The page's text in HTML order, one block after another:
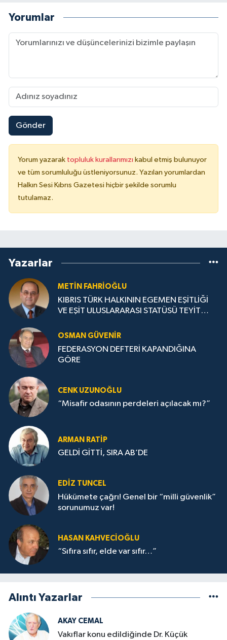
Yorumlar
Gönder
Yorum yazarak topluluk kurallarımızı kabul etmiş bulunuyor
ve tüm sorumluluğu üstleniyorsunuz. Yazılan yorumlardan
Halkın Sesi Kıbrıs Gazetesi hiçbir şekilde sorumlu
tutulamaz.
Yazarlar
METIN FAHRİOĞLU
KIBRIS TÜRK HALKININ EGEMEN EŞİTLİĞİ
VE EŞİT ULUSLARARASI STATÜSÜ TEYİT
OSMAN GÜVENİR
FEDERASYON DEFTERİ KAPANDIĞINA
GÖRE
CENK UZUNOĞLU
“Misafir odasının perdeleri açılacak mı?”
ARMAN RATİP
GELDİ GİTTİ, SIRA AB’DE
EDIZ TUNCEL
Hükümete çağrı! Genel bir “milli güvenlik”
sorunumuz var!
HASAN KAHVECİOĞLU
“Sıfıra sıfır, elde var sıfır…”
Alıntı Yazarlar
AKAY CEMAL
Vakıflar konu edildiğinde Dr. Küçük